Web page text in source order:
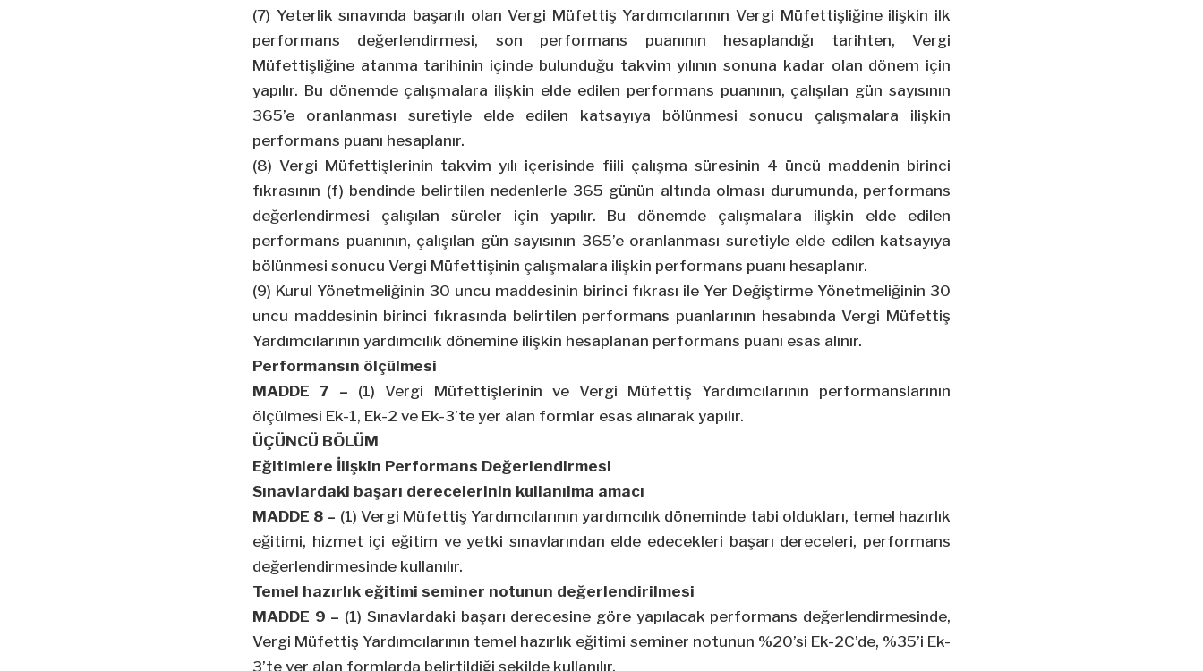
(7) Yeterlik sınavında başarılı olan Vergi Müfettiş Yardımcılarının Vergi Müfettişliğine ilişkin ilk
performans değerlendirmesi, son performans puanının hesaplandığı tarihten, Vergi
Müfettişliğine atanma tarihinin içinde bulunduğu takvim yılının sonuna kadar olan dönem için
yapılır. Bu dönemde çalışmalara ilişkin elde edilen performans puanının, çalışılan gün sayısının
365’e oranlanması suretiyle elde edilen katsayıya bölünmesi sonucu çalışmalara ilişkin
performans puanı hesaplanır.
(8) Vergi Müfettişlerinin takvim yılı içerisinde fiili çalışma süresinin 4 üncü maddenin birinci
fıkrasının (f) bendinde belirtilen nedenlerle 365 günün altında olması durumunda, performans
değerlendirmesi çalışılan süreler için yapılır. Bu dönemde çalışmalara ilişkin elde edilen
performans puanının, çalışılan gün sayısının 365’e oranlanması suretiyle elde edilen katsayıya
bölünmesi sonucu Vergi Müfettişinin çalışmalara ilişkin performans puanı hesaplanır.
(9) Kurul Yönetmeliğinin 30 uncu maddesinin birinci fıkrası ile Yer Değiştirme Yönetmeliğinin 30
uncu maddesinin birinci fıkrasında belirtilen performans puanlarının hesabında Vergi Müfettiş
Yardımcılarının yardımcılık dönemine ilişkin hesaplanan performans puanı esas alınır.
Performansın ölçülmesi
MADDE 7 – (1) Vergi Müfettişlerinin ve Vergi Müfettiş Yardımcılarının performanslarının
ölçülmesi Ek-1, Ek-2 ve Ek-3’te yer alan formlar esas alınarak yapılır.
ÜÇÜNCÜ BÖLÜM
Eğitimlere İlişkin Performans Değerlendirmesi
Sınavlardaki başarı derecelerinin kullanılma amacı
MADDE 8 – (1) Vergi Müfettiş Yardımcılarının yardımcılık döneminde tabi oldukları, temel hazırlık
eğitimi, hizmet içi eğitim ve yetki sınavlarından elde edecekleri başarı dereceleri, performans
değerlendirmesinde kullanılır.
Temel hazırlık eğitimi seminer notunun değerlendirilmesi
MADDE 9 – (1) Sınavlardaki başarı derecesine göre yapılacak performans değerlendirmesinde,
Vergi Müfettiş Yardımcılarının temel hazırlık eğitimi seminer notunun %20’si Ek-2C’de, %35’i Ek-
3’te yer alan formlarda belirtildiği şekilde kullanılır.